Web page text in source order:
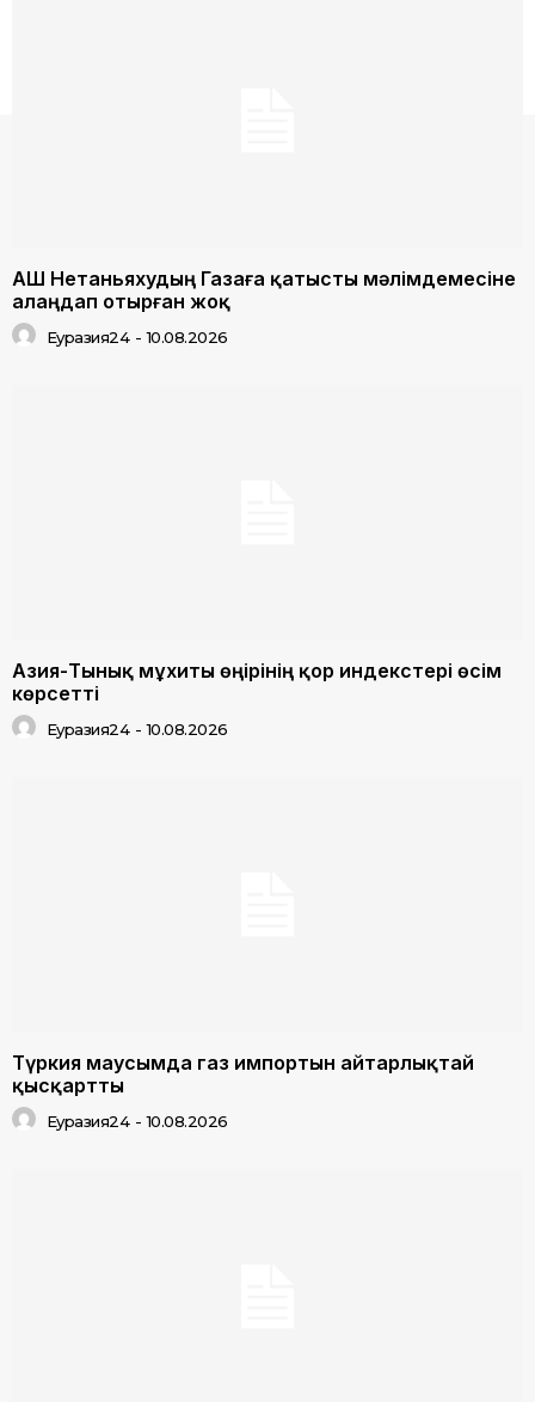
АҚШ Нетаньяхудың Газаға қатысты мәлімдемесіне
алаңдап отырған жоқ
Еуразия24 - 10.08.2026
Азия-Тынық мұхиты өңірінің қор индекстері өсім
көрсетті
Еуразия24 - 10.08.2026
Түркия маусымда газ импортын айтарлықтай
қысқартты
Еуразия24 - 10.08.2026